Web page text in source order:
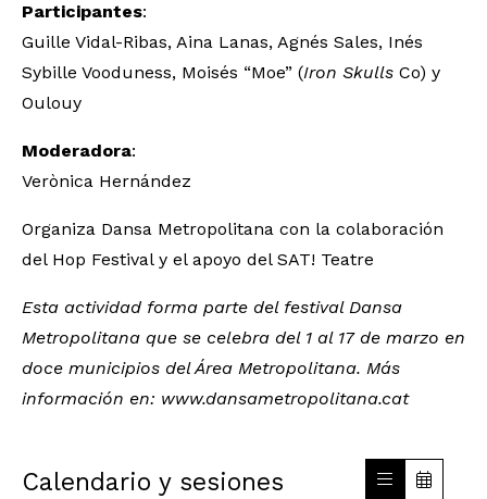
Participantes:
Guille Vidal-Ribas, Aina Lanas, Agnés Sales, Inés
Sybille Vooduness, Moisés “Moe” (Iron Skulls Co) y
Oulouy
Moderadora:
Verònica Hernández
Organiza Dansa Metropolitana con la colaboración
del Hop Festival y el apoyo del SAT! Teatre
Esta actividad forma parte del festival Dansa
Metropolitana que se celebra del 1 al 17 de marzo en
doce municipios del Área Metropolitana. Más
información en: www.dansametropolitana.cat
Calendario y sesiones